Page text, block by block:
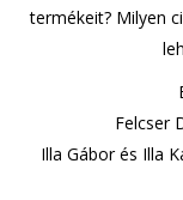
termékeit? Milyen
Felcser
Illa Gábor és Illa